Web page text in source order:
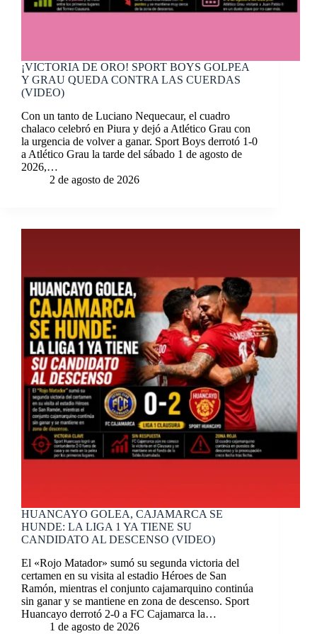
¡VICTORIA DE ORO! SPORT BOYS GOLPEA
Y GRAU QUEDA CONTRA LAS CUERDAS
(VIDEO)
Con un tanto de Luciano Nequecaur, el cuadro
chalaco celebró en Piura y dejó a Atlético Grau con
la urgencia de volver a ganar. Sport Boys derrotó 1-0
a Atlético Grau la tarde del sábado 1 de agosto de
2026,…
2 de agosto de 2026
HUANCAYO GOLEA, CAJAMARCA SE
HUNDE: LA LIGA 1 YA TIENE SU
CANDIDATO AL DESCENSO (VIDEO)
El «Rojo Matador» sumó su segunda victoria del
certamen en su visita al estadio Héroes de San
Ramón, mientras el conjunto cajamarquino continúa
sin ganar y se mantiene en zona de descenso. Sport
Huancayo derrotó 2-0 a FC Cajamarca la…
1 de agosto de 2026